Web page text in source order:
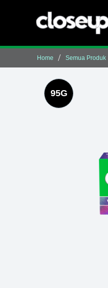
Skip to
Home Semua Produk
95G